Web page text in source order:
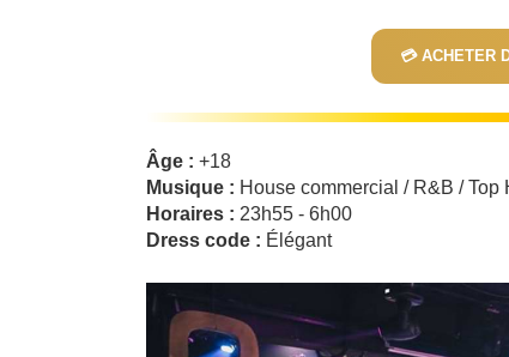
💳 ACHETER
Âge : +18
Musique : House commercial / R&B / Top
Horaires : 23h55 - 6h00
Dress code : Élégant